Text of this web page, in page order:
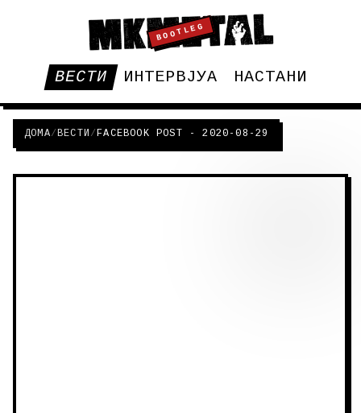
BOOTLEG
ВЕСТИ ИНТЕРВЈУА НАСТАНИ
ДОМА/ВЕСТИ /FACEBOOK POST - 2020-08-29